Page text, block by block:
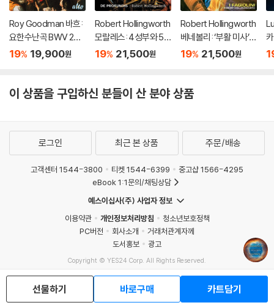
Roy Goodman 바흐:
요한수난곡 BWV 245
(Bach: St. John Pass
19% 19,900원
Robert Hollingworth
모랄레스: 4성부와 5
성부 미사 ‘무장한 사
Masses)
19% 21,500원
Robert Hollingworth
베네볼리: ‘부활 미사’,
‘성령강림 미사’ (Bene
plerentur)
19% 21,500원
‘
이 상품을 구입하신 분들이 산 분야 상품
선물하기 바로구매 카트담기
로그인 최근 본 상품 주문/배송
고객센터 1544-3800 티켓 1544-6399
중고샵 1566-4295
eBook 1:1문의/채팅상담
예스이십사(주) 사업자 정보
이용약관
개인정보처리방침
청소년보호정책
PC버전
회사소개
거래처관계자께
도서홍보
광고
Copyright © YES24 Corp. All Rights Reserved.